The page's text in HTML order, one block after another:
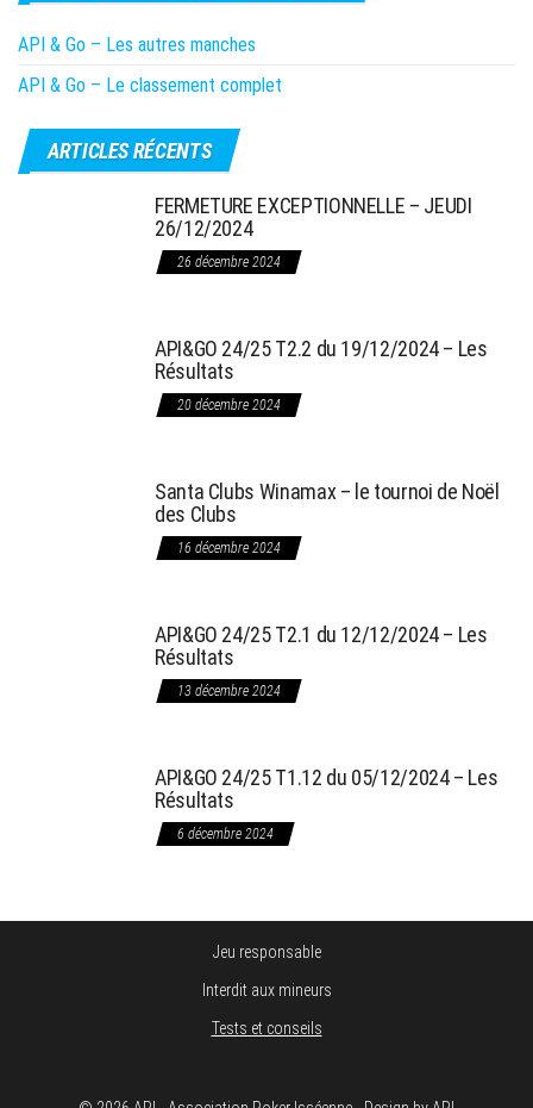
API & Go – Les autres manches
API & Go – Le classement complet
ARTICLES RÉCENTS
FERMETURE EXCEPTIONNELLE – JEUDI
26/12/2024
26 décembre 2024
API&GO 24/25 T2.2 du 19/12/2024 – Les
Résultats
20 décembre 2024
Santa Clubs Winamax – le tournoi de Noël
des Clubs
16 décembre 2024
API&GO 24/25 T2.1 du 12/12/2024 – Les
Résultats
13 décembre 2024
API&GO 24/25 T1.12 du 05/12/2024 – Les
Résultats
6 décembre 2024
Jeu responsable
Interdit aux mineurs
Tests et conseils